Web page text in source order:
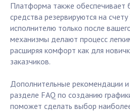
Платформа также обеспечивает
средства резервируются на
исполнителю только после
механизмы делают процесс
расширяя комфорт как для
заказчиков.
Дополнительные рекомендации
разделе FAQ по созданию
поможет сделать выбор